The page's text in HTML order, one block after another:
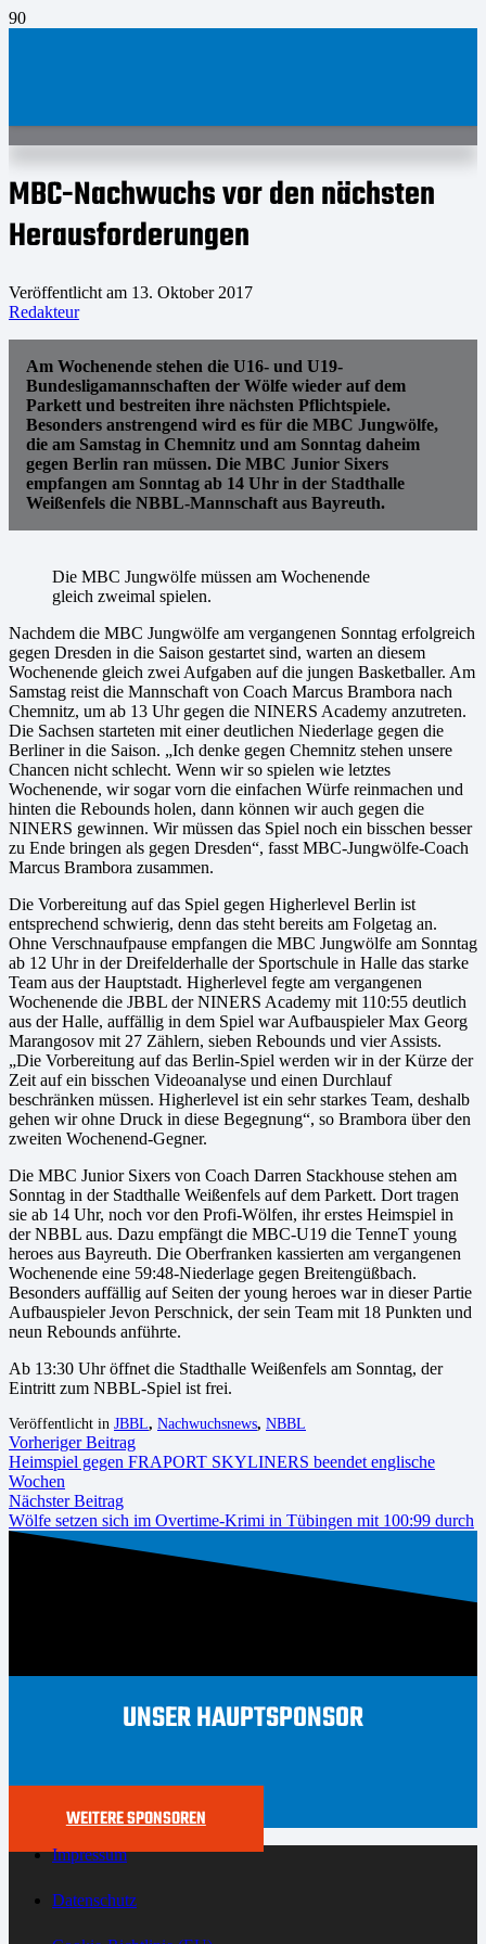
MBC-Nachwuchs vor den nächsten
Herausforderungen
Veröffentlicht am 13. Oktober 2017
Redakteur
Am Wochenende stehen die U16- und U19-
Bundesligamannschaften der Wölfe wieder auf dem
Parkett und bestreiten ihre nächsten Pflichtspiele.
Besonders anstrengend wird es für die MBC Jungwölfe,
die am Samstag in Chemnitz und am Sonntag daheim
gegen Berlin ran müssen. Die MBC Junior Sixers
empfangen am Sonntag ab 14 Uhr in der Stadthalle
Weißenfels die NBBL-Mannschaft aus Bayreuth.
Die MBC Jungwölfe müssen am Wochenende
gleich zweimal spielen.
Nachdem die MBC Jungwölfe am vergangenen Sonntag erfolgreich
gegen Dresden in die Saison gestartet sind, warten an diesem
Wochenende gleich zwei Aufgaben auf die jungen Basketballer. Am
Samstag reist die Mannschaft von Coach Marcus Brambora nach
Chemnitz, um ab 13 Uhr gegen die NINERS Academy anzutreten.
Die Sachsen starteten mit einer deutlichen Niederlage gegen die
Berliner in die Saison. „Ich denke gegen Chemnitz stehen unsere
Chancen nicht schlecht. Wenn wir so spielen wie letztes
Wochenende, wir sogar vorn die einfachen Würfe reinmachen und
hinten die Rebounds holen, dann können wir auch gegen die
NINERS gewinnen. Wir müssen das Spiel noch ein bisschen besser
zu Ende bringen als gegen Dresden“, fasst MBC-Jungwölfe-Coach
Marcus Brambora zusammen.
Die Vorbereitung auf das Spiel gegen Higherlevel Berlin ist
entsprechend schwierig, denn das steht bereits am Folgetag an.
Ohne Verschnaufpause empfangen die MBC Jungwölfe am Sonntag
ab 12 Uhr in der Dreifelderhalle der Sportschule in Halle das starke
Team aus der Hauptstadt. Higherlevel fegte am vergangenen
Wochenende die JBBL der NINERS Academy mit 110:55 deutlich
aus der Halle, auffällig in dem Spiel war Aufbauspieler Max Georg
Marangosov mit 27 Zählern, sieben Rebounds und vier Assists.
„Die Vorbereitung auf das Berlin-Spiel werden wir in der Kürze der
Zeit auf ein bisschen Videoanalyse und einen Durchlauf
beschränken müssen. Higherlevel ist ein sehr starkes Team, deshalb
gehen wir ohne Druck in diese Begegnung“, so Brambora über den
zweiten Wochenend-Gegner.
Die MBC Junior Sixers von Coach Darren Stackhouse stehen am
Sonntag in der Stadthalle Weißenfels auf dem Parkett. Dort tragen
sie ab 14 Uhr, noch vor den Profi-Wölfen, ihr erstes Heimspiel in
der NBBL aus. Dazu empfängt die MBC-U19 die TenneT young
heroes aus Bayreuth. Die Oberfranken kassierten am vergangenen
Wochenende eine 59:48-Niederlage gegen Breitengüßbach.
Besonders auffällig auf Seiten der young heroes war in dieser Partie
Aufbauspieler Jevon Perschnick, der sein Team mit 18 Punkten und
neun Rebounds anführte.
Ab 13:30 Uhr öffnet die Stadthalle Weißenfels am Sonntag, der
Eintritt zum NBBL-Spiel ist frei.
Veröffentlicht in JBBL, Nachwuchsnews, NBBL
Vorheriger Beitrag
Heimspiel gegen FRAPORT SKYLINERS beendet englische
Wochen
Nächster Beitrag
Wölfe setzen sich im Overtime-Krimi in Tübingen mit 100:99 durch
UNSER HAUPTSPONSOR
WEITERE SPONSOREN
Impressum
Datenschutz